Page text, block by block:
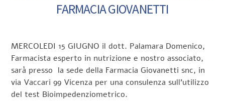
FARMACIA GIOVANETTI
MERCOLEDI 15 GIUGNO il dott. Palamara Domenico,
Farmacista esperto in nutrizione e nostro associato,
sarà presso la sede della Farmacia Giovanetti snc, in
via Vaccari 99 Vicenza per una consulenza sull’utilizzo
del test Bioimpedenziometrico.